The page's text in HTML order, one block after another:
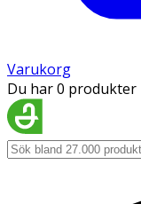
Varukorg
Du har 0 produkter